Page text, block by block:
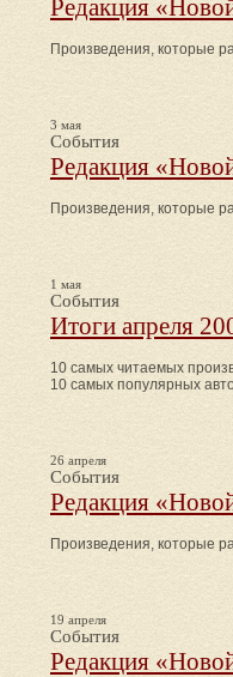
Редакция
Произведения, которые
3 мая
События
Редакция
Произведения, которые
1 мая
События
Итоги апреля
10 самых читаемых
10 самых популярных
26 апреля
События
Редакция
Произведения, которые
19 апреля
События
Редакция